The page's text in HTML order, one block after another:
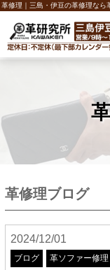
革修理｜三島・伊豆の革修理なら
革修理ブログ
2024/12/01
ブログ 革ソファー修理